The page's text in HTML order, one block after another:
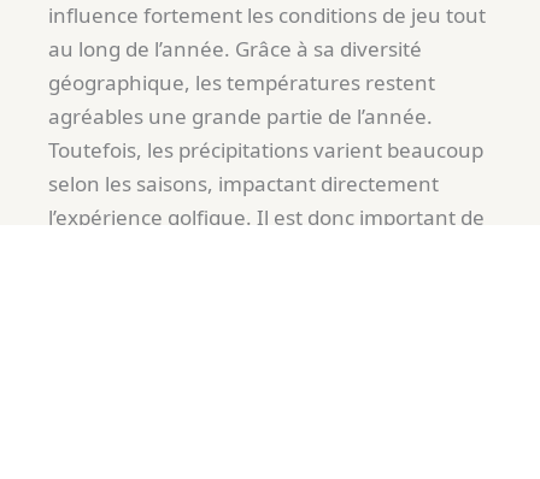
influence fortement les conditions de jeu tout
au long de l’année. Grâce à sa diversité
géographique, les températures restent
agréables une grande partie de l’année.
Toutefois, les précipitations varient beaucoup
selon les saisons, impactant directement
l’expérience golfique. Il est donc important de